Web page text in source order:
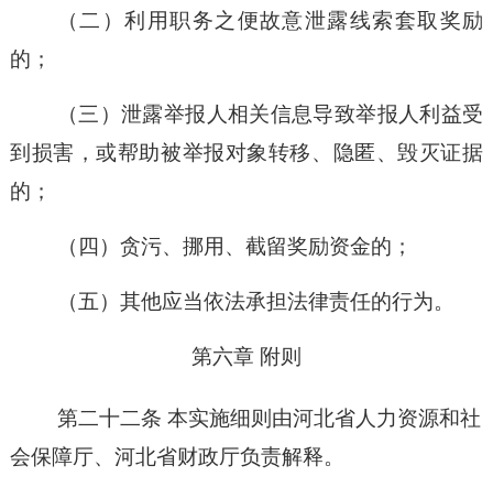
（二）利用职务之便故意泄露线索套取奖励
的；
（三）泄露举报人相关信息导致举报人利益受
到损害，或帮助被举报对象转移、隐匿、毁灭证据
的；
（四） 贪污、挪用、截留奖励资金的；
（五） 其他应当依法承担法律责任的行为。
第六章 附则
第二十二条 本实施细则 由河北省人力资源和社
会保障厅、河北省财政厅负责解释。